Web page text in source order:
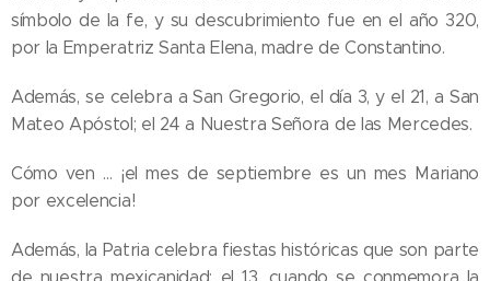
símbolo de la fe, y su descubrimiento fue en el año 320,
por la Emperatriz Santa Elena, madre de Constantino.
Además, se celebra a San Gregorio, el día 3, y el 21, a San
Mateo Apóstol; el 24 a Nuestra Señora de las Mercedes.
Cómo ven … ¡el mes de septiembre es un mes Mariano
por excelencia!
Además, la Patria celebra fiestas históricas que son parte